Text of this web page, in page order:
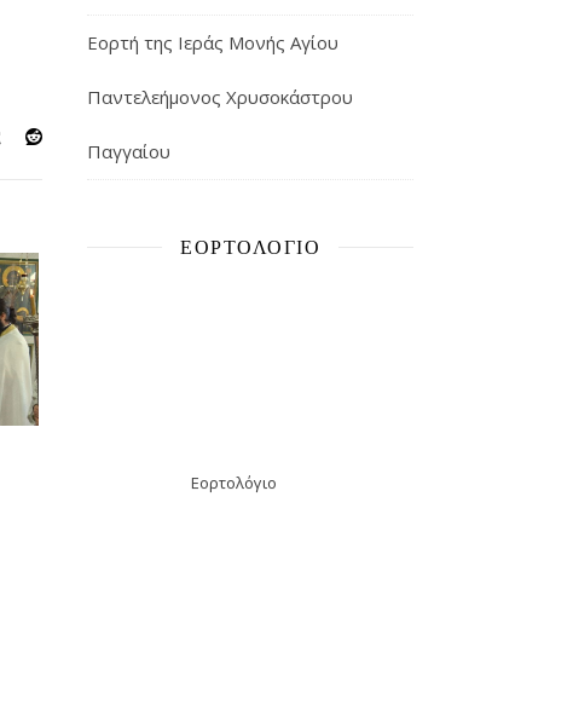
Εορτή της Ιεράς Μονής Αγίου
Παντελεήμονος Χρυσοκάστρου
Παγγαίου
ΕΟΡΤΟΛΌΓΙΟ
Εορτολόγιο